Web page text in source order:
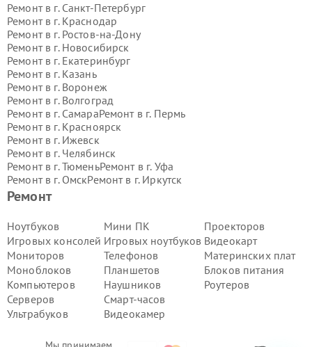
Ремонт
Ноутбуков
Игровых консолей
Мониторов
Моноблоков
Компьютеров
Серверов
Ультрабуков
Мини ПК
Игровых ноутбуков
Телефонов
Планшетов
Наушников
Смарт-часов
Видеокамер
Проекторов
Видеокарт
Материнских плат
Блоков питания
Роутеров
Ремонт в г. Санкт-Петербург
Ремонт в г. Краснодар
Ремонт в г. Ростов-на-Дону
Ремонт в г. Новосибирск
Ремонт в г. Екатеринбург
Ремонт в г. Казань
Ремонт в г. Воронеж
Ремонт в г. Волгоград
Ремонт в г. СамараРемонт в г. Пермь
Ремонт в г. Красноярск
Ремонт в г. Ижевск
Ремонт в г. Челябинск
Ремонт в г.ТюменьРемонт в г. Уфа
Ремонт в г. ОмскРемонт в г. Иркутск
Ремонт в г.
Ремонт в г.
Ремонт в г.
Тольятти
Ремонт в г.Хабаровск
Ремонт в г.Томск
Ремонт в г.Ульяновск
Ремонт в г.Киров
Ремонт в г.
Архангельск
Ремонт в г.Астрахань
Ремонт в г.